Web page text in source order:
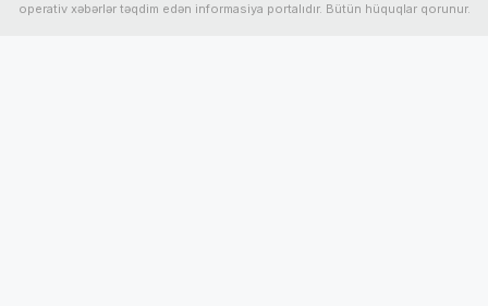
operativ xəbərlər təqdim edən informasiya portalıdır. Bütün hüquqlar qorunur.